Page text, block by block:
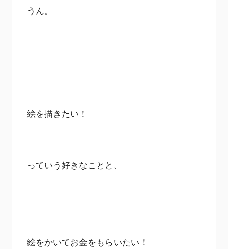
うん。
絵を描きたい！
っていう好きなことと、
絵をかいてお金をもらいたい！